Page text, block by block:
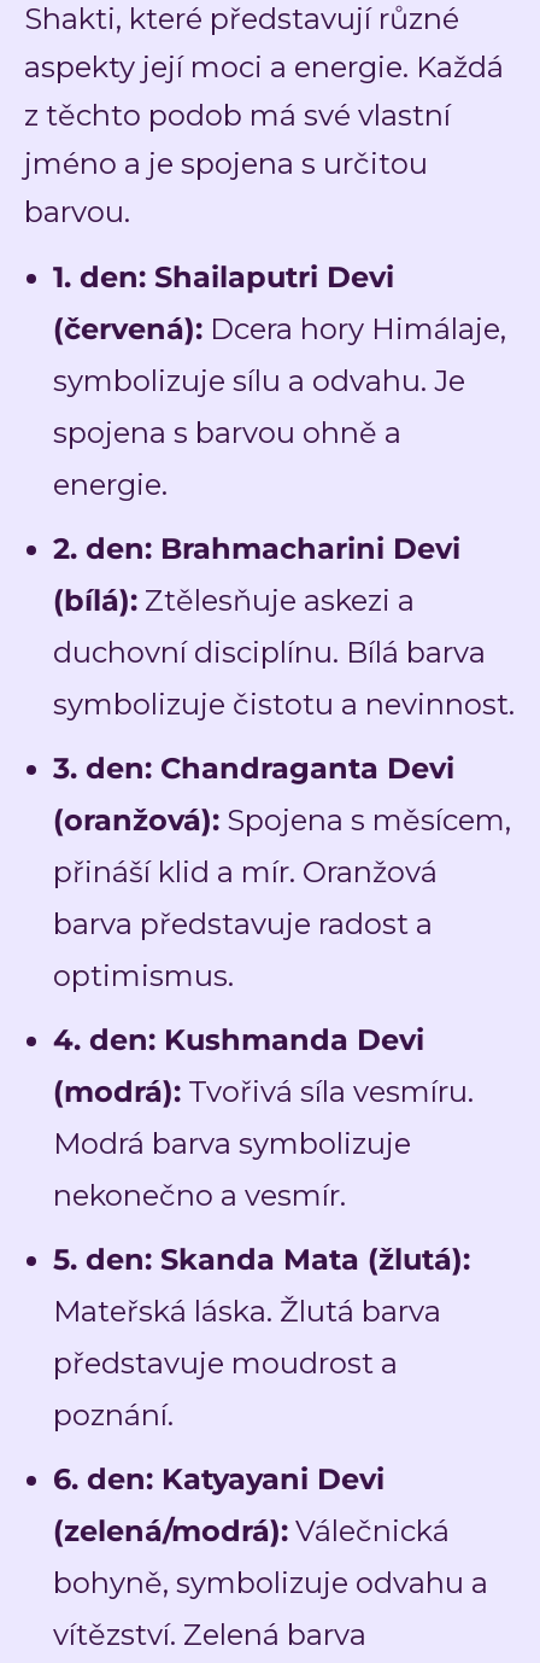
Shakti, které představují různé
aspekty její moci a energie. Každá
z těchto podob má své vlastní
jméno a je spojena s určitou
barvou.
1. den: Shailaputri Devi
(červená): Dcera hory Himálaje,
symbolizuje sílu a odvahu. Je
spojena s barvou ohně a
energie.
2. den: Brahmacharini Devi
(bílá): Ztělesňuje askezi a
duchovní disciplínu. Bílá barva
symbolizuje čistotu a nevinnost.
3. den: Chandraganta Devi
(oranžová): Spojena s měsícem,
přináší klid a mír. Oranžová
barva představuje radost a
optimismus.
4. den: Kushmanda Devi
(modrá): Tvořivá síla vesmíru.
Modrá barva symbolizuje
nekonečno a vesmír.
5. den: Skanda Mata (žlutá):
Mateřská láska. Žlutá barva
představuje moudrost a
poznání.
6. den: Katyayani Devi
(zelená/modrá): Válečnická
bohyně, symbolizuje odvahu a
vítězství. Zelená barva